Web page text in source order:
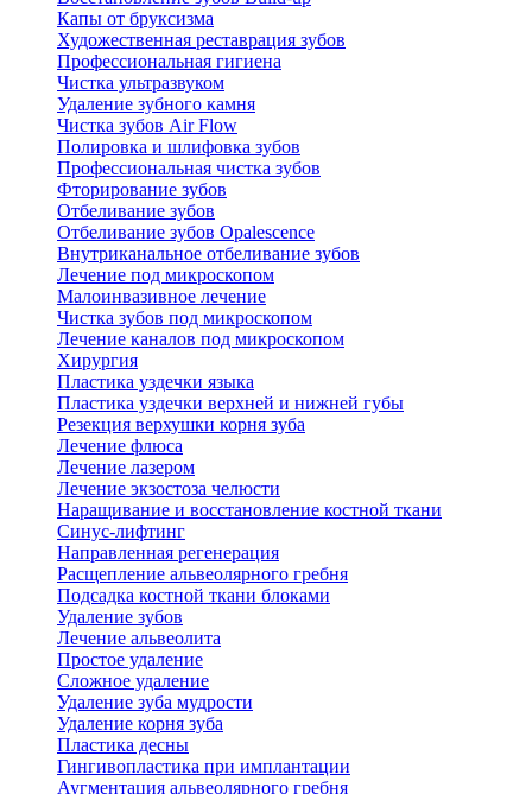
Капы от бруксизма
Художественная реставрация зубов
Профессиональная гигиена
Чистка ультразвуком
Удаление зубного камня
Чистка зубов Air Flow
Полировка и шлифовка зубов
Профессиональная чистка зубов
Фторирование зубов
Отбеливание зубов
Отбеливание зубов Opalescence
Внутриканальное отбеливание зубов
Лечение под микроскопом
Малоинвазивное лечение
Чистка зубов под микроскопом
Лечение каналов под микроскопом
Хирургия
Пластика уздечки языка
Пластика уздечки верхней и нижней губы
Резекция верхушки корня зуба
Лечение флюса
Лечение лазером
Лечение экзостоза челюсти
Наращивание и восстановление костной ткани
Синус-лифтинг
Направленная регенерация
Расщепление альвеолярного гребня
Подсадка костной ткани блоками
Удаление зубов
Лечение альвеолита
Простое удаление
Сложное удаление
Удаление зуба мудрости
Удаление корня зуба
Пластика десны
Гингивопластика при имплантации
Аугментация альвеолярного гребня